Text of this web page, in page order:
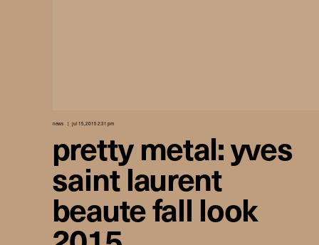
news jul 15, 2015 2:31 pm
pretty metal: yves
saint laurent
beaute fall look